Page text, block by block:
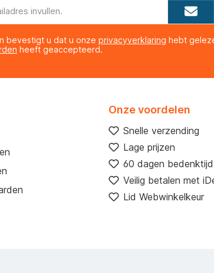
bevestigt u dat u onze privacyverklaring hebt
heeft geaccepteerd.
Onze voordelen
Snelle verzending
Lage prijzen
60 dagen bedenktijd
Veilig betalen met
Lid Webwinkelkeur